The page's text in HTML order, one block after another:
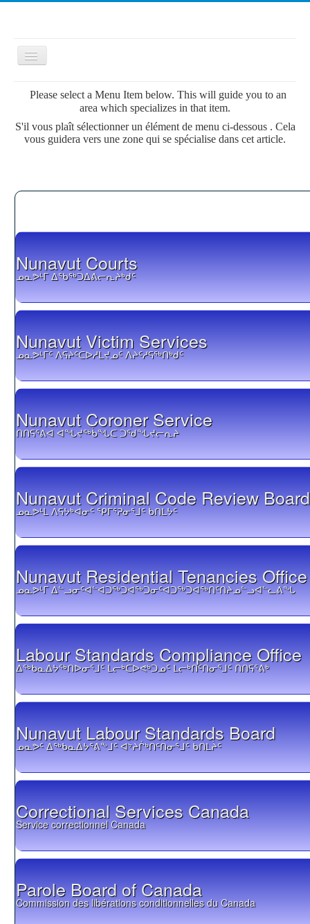
Toggle
Navigation
≡
Please select a Menu Item below. This will guide you to an
area which specializes in that item.
S'il vous plaît sélectionner un élément de menu ci-dessous . Cela
vous guidera vers une zone qui se spécialise dans cet article.
Nunavut Courts
ᓄᓇᕗᒻᒥ ᐃᖃᖅᑐᐃᕕᓕᕆᔨᒃᑯᑦ
Nunavut Victim Services
ᓄᓇᕗᒻᒥᑦ ᐱᕋᔨᑦᑕᐅᓱᒪᔪᓄᑦ ᐱᔨᑦᓱᕋᕐᒃᑎᒃᑯᑦ
Nunavut Coroner Service
ᑎᑎᕋᕐᕕᐊ ᐊᖓᔪᖅᑳᖓᑕ ᑐᖁᖓᔪᓕᕆᔨ
Nunavut Criminal Code Review Board
ᓄᓇᕗᒻᒪ ᐱᕋᔭᒃᐊᓂᑦ ᕿᒥᕐᕈᓂᕐᒧᑦ ᑲᑎᒪᔭᑦ
Nunavut Residential Tenancies Office
ᓄᓇᕗᒻᒥ ᐃᓪᓗᓂᑦᐊᓪᐊᑐᕐᒃᑐᐊᕐᒃᑐᓂᑦᐊᑐᕐᒃᑐᐊᕐᒃᑎᑦᑎᔨᓄᓪᓗᐊᓪᓚᕕᖓ
Labour Standards Compliance Office
ᐃᖅᑲᓇᐃᔭᖅᑎᐅᓂᕐᒧᑦ ᒪᓕᒃᑕᐅᕙᒃᑐᓄᑦ ᒪᓕᒃᑎᑦᑎᓂᕐᒧᑦ ᑎᑎᕋᕐᕕᒃ
Nunavut Labour Standards Board
ᓄᓇᕗᑦ ᐃᖅᑲᓇᐃᔭᕐᕕᖕᒧᑦ ᐊᔾᔨᒌᒃᑎᑦᑎᓂᕐᒧᑦ ᑲᑎᒪᔩᑦ
Correctional Services Canada
Service correctionnel Canada
Parole Board of Canada
Commission des libérations conditionnelles du Canada